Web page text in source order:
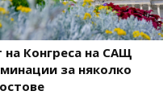
на Конгреса на САЩ
за няколко